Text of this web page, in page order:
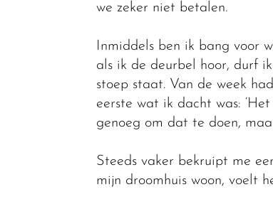
we zeker niet betalen.
Inmiddels ben ik bang voor
als ik de deurbel hoor, durf
stoep staat. Van de week
eerste wat ik dacht was:
genoeg om dat te doen,
Steeds vaker bekruipt me
mijn droomhuis woon, voelt